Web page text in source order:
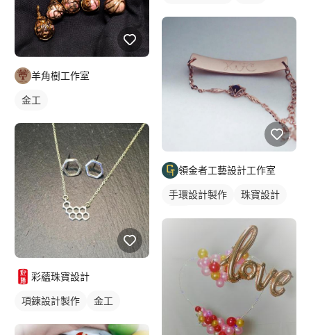
羊角樹工作室
金工
彩蘊珠寶設計
項鍊設計製作 金工
領金者工藝設計工作室
手環設計製作
珠寶設計